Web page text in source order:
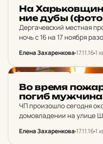
На
ние дубы
Дергачевский местная
ночь с 16 на 17 ноября
Краснокутского района.
облуправления
Елена Захаренкова17.11.161
Во время
погиб муж­чи­на
ЧП произошло сегодня
домовладении на улице
месте пожара
Елена Захаренкова17.11.161